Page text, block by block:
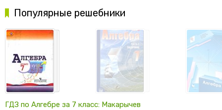
Популярные решебники
ГДЗ по Алгебре за 7 класс: Макарычев